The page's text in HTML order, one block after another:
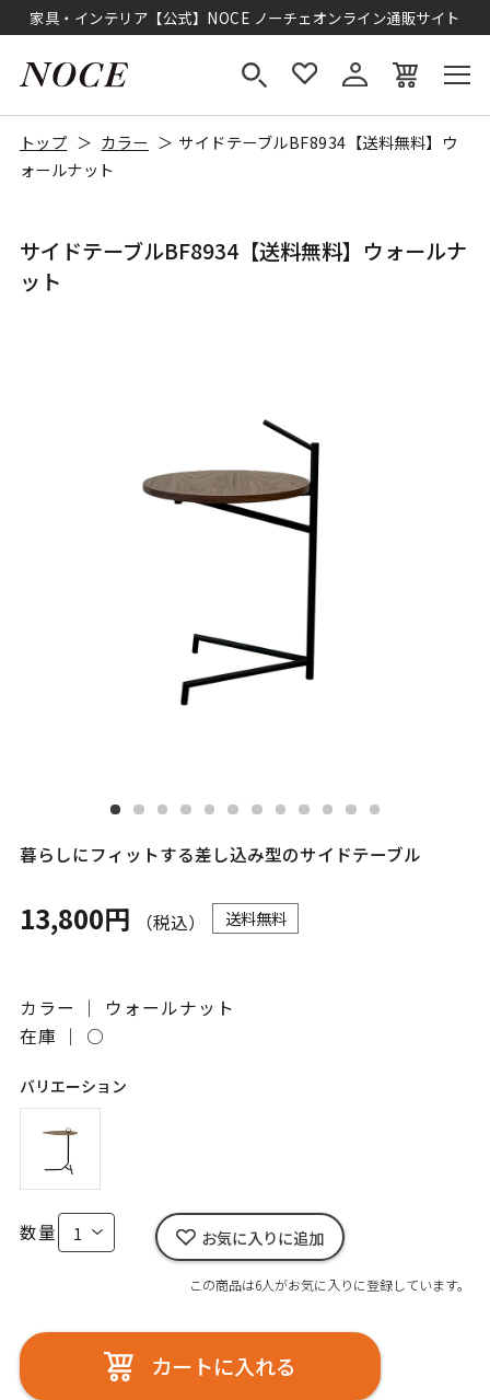
家具・インテリア【公式】NOCE ノーチェオンライン通販サイト
トップ カラー
サイドテーブルBF8934【送料無料】ウ
ォールナット
サイドテーブルBF8934【送料無料】ウォールナ
ット
暮らしにフィットする差し込み型のサイドテーブル
13,800円 （税込） 送料無料
カラー ｜ ウォールナット
在庫 ｜ ○
バリエーション
数量 お気に入りに追加
この商品は6人がお気に入りに登録しています。
カートに入れる